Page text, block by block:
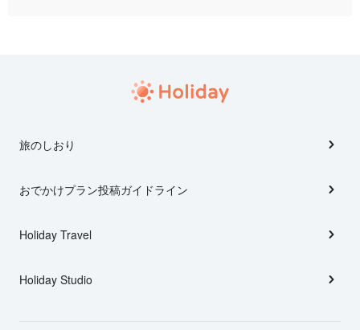
旅のしおり
おでかけプラン投稿ガイドライン
Holiday Travel
Holiday Studio